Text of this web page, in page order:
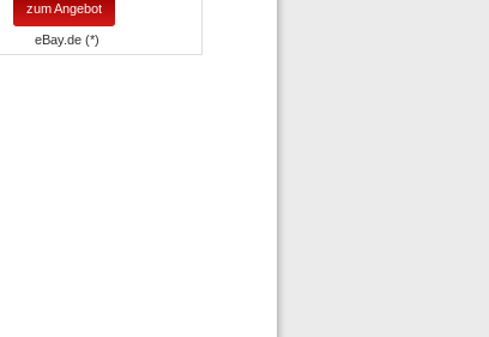
zum Angebot
eBay.de (*)